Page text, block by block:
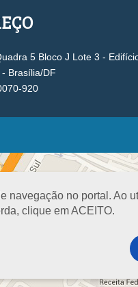
no portal. Ao
clique em ACEITO.
5 Bloco J Lote 3 -
Brasília/DF
920
VICE-
Administrativa
Controle Interno
Desenvolvimento
Fiscalização,